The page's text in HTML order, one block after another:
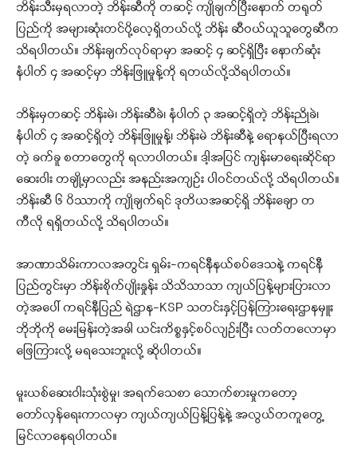
ဘိန်းသီးမှရလာတဲ့ ဘိန်းဆီကို တဆင့် ကျိုချက်ပြီးနောက် တရုတ်
ပြည်ကို အများဆုံးတင်ပို့လေ့ရှိတယ်လို့ ဘိန်း ဆီဝယ်ယူသူတွေဆီက
သိရပါတယ်။ ဘိန်းချက်လုပ်ရာမှာ အဆင့် ၄ ဆင့်ရှိပြီး နောက်ဆုံး
နံပါတ် ၄ အဆင့်မှာ ဘိန်းဖြူမှုန့်ကို ရတယ်လို့သိရပါတယ်။
ဘိန်းမှတဆင့် ဘိန်းမဲ၊ ဘိန်းဆီခဲ၊ နံပါတ် ၃ အဆင့်ရှိတဲ့ ဘိန်းညိုခဲ၊
နံပါတ် ၄ အဆင့်ရှိတဲ့ ဘိန်းဖြူမှုန့်၊ ဘိန်းမဲ ဘိန်းဆီနဲ့ ရောနယ်ပြီးရလာ
တဲ့ ခက်ခူ စတာတွေကို ရလာပါတယ်။ ဒါ့အပြင် ကျန်းမာရေးဆိုင်ရာ
ဆေးဝါး တချို့မှာလည်း အနည်းအကျဥ်း ပါဝင်တယ်လို့ သိရပါတယ်။
ဘိန်းဆီ ၆ ပိဿာကို ကျိုချက်ရင် ဒုတိယအဆင့်ရှိ ဘိန်းချော တ
ကီလို ရရှိတယ်လို့ သိရပါတယ်။
အာဏာသိမ်းကာလအတွင်း ရှမ်း-ကရင်နီနယ်စပ်ဒေသနဲ့ ကရင်နီ
ပြည်တွင်းမှာ ဘိန်းစိုက်ပျိုးနှုန်း သိသိသာသာ ကျယ်ပြန့်များပြားလာ
တဲ့အပေါ် ကရင်နီပြည် ရဲဌာန-KSP သတင်းနှင့်ပြန်ကြားရေးဌာနမှူး
ဘိုဘိုကို မေးမြန်းတဲ့အခါ ယင်းကိစ္စနှင့်စပ်လျဥ်းပြီး လတ်တလောမှာ
ဖြေကြားလို့ မရသေးဘူးလို့ ဆိုပါတယ်။
မူးယစ်ဆေးဝါးသုံးစွဲမှု၊ အရက်သေစာ သောက်စားမှုကတော့
တော်လှန်ရေးကာလမှာ ကျယ်ကျယ်ပြန့်ပြန့်နဲ့ အလွယ်တကူတွေ့
မြင်လာနေရပါတယ်။